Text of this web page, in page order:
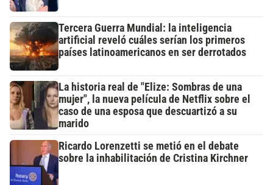
Tercera Guerra Mundial: la inteligencia
artificial reveló cuáles serían los primeros
países latinoamericanos en ser derrotados
La historia real de "Elize: Sombras de una
mujer", la nueva película de Netflix sobre el
caso de una esposa que descuartizó a su
marido
Ricardo Lorenzetti se metió en el debate
sobre la inhabilitación de Cristina Kirchner